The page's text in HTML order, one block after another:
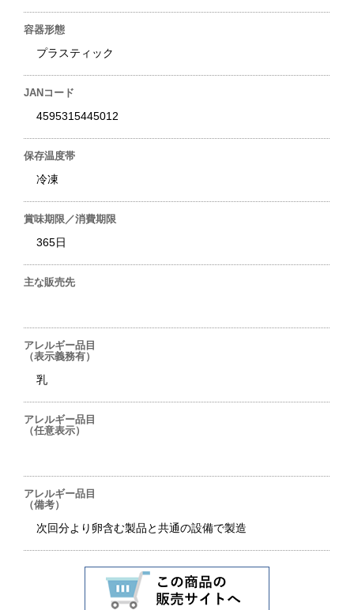
容器形態
プラスティック
JANコード
4595315445012
保存温度帯
冷凍
賞味期限／消費期限
365日
主な販売先
アレルギー品目
（表示義務有）
乳
アレルギー品目
（任意表示）
アレルギー品目
（備考）
次回分より卵含む製品と共通の設備で製造